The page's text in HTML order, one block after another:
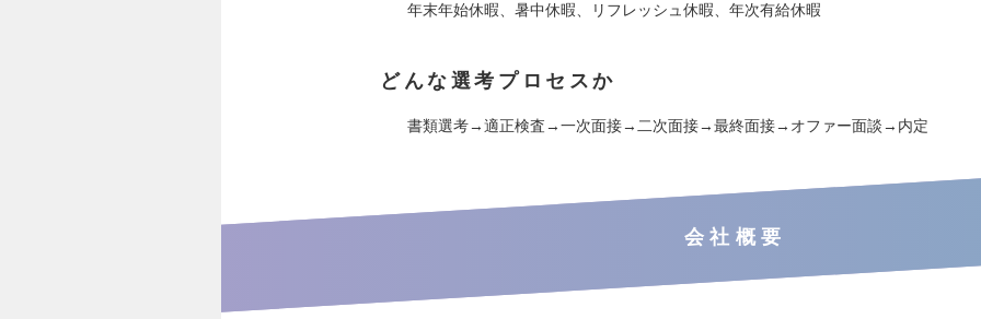
年末年始休暇、暑中休暇、リフレッシュ休暇、年次有給休暇
どんな選考プロセスか
書類選考→適正検査→一次面接→二次面接→最終面接→オファー面談→内定
会社概要